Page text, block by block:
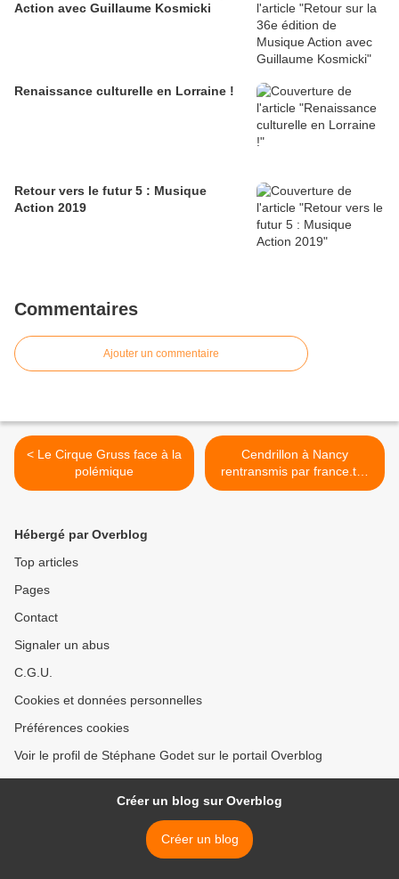
Action avec Guillaume Kosmicki
Renaissance culturelle en Lorraine !
Retour vers le futur 5 : Musique
Action 2019
Commentaires
Ajouter un commentaire
< Le Cirque Gruss face à la
polémique
Cendrillon à Nancy
rentransmis par france.tv :
rencontre avec les deux
Hébergé par Overblog
Top articles
Pages
Contact
Signaler un abus
C.G.U.
Cookies et données personnelles
Préférences cookies
Voir le profil de Stéphane Godet sur le portail Overblog
Créer un blog sur Overblog
Créer un blog